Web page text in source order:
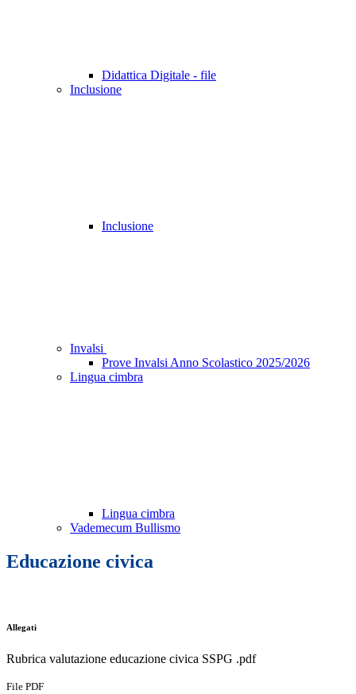
Didattica Digitale - file
Inclusione
Inclusione
Invalsi
Prove Invalsi Anno Scolastico 2025/2026
Lingua cimbra
Lingua cimbra
Vademecum Bullismo
Educazione civica
Allegati
Rubrica valutazione educazione civica SSPG .pdf
File PDF